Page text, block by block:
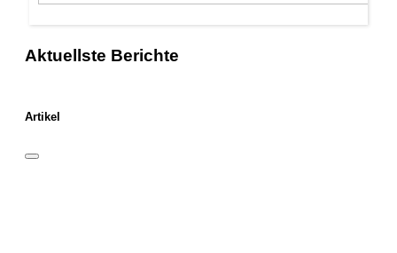
Aktuellste Berichte
Artikel